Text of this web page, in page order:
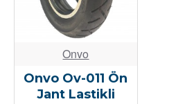
Onvo
Onvo Ov-011 Ön
Jant Lastikli